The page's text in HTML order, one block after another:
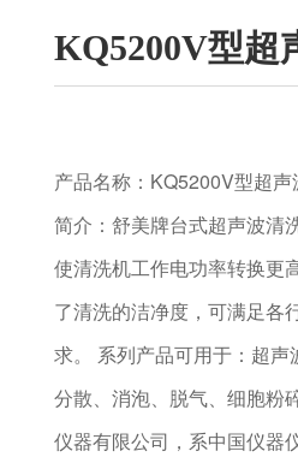
KQ5200V型超
产品名称：KQ5200V型超
简介：舒美牌台式超声波清
使清洗机工作电功率转换更
了清洗的洁净度，可满足各
求。 系列产品可用于：超声
分散、消泡、脱气、细胞粉
仪器有限公司，系中国仪器